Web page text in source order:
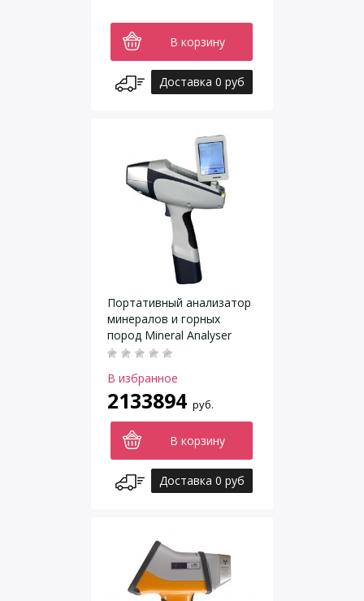
В корзину
Доставка 0 руб
Портативный анализатор
минералов и горных
пород Mineral Analyser
7000
В избранное
2133894 руб.
В корзину
Доставка 0 руб